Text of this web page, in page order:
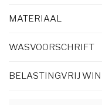
MATERIAAL
WASVOORSCHRIFT
BELASTINGVRIJ